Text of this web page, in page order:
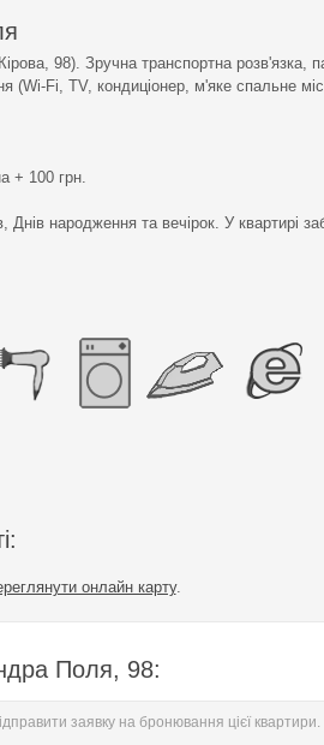
98). Зручна транспортна розв'язка,
(Wi-Fi, TV, кондиціонер, м'яке спальне
+ 100 грн.
народження та вечірок. У квартирі
онлайн карту.
Поля, 98:
заявку на бронювання цієї квартири.